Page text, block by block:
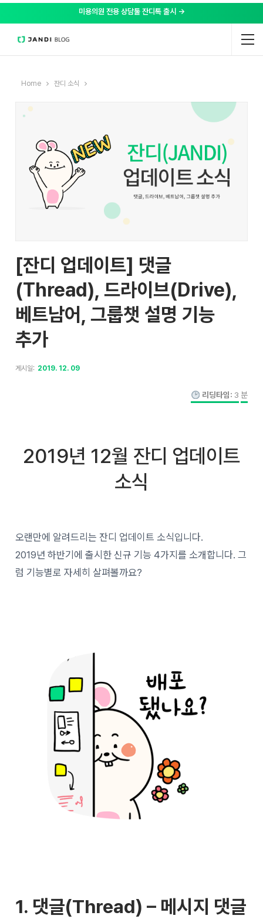
미용의원 전용 상담툴 잔디톡 출시 →
Home 잔디 소식
[잔디 업데이트] 댓글
(Thread), 드라이브(Drive),
베트남어, 그룹챗 설명 기능
추가
게시일: 2019. 12. 09
리딩타임: 3 분
2019년 12월 잔디 업데이트
소식
오랜만에 알려드리는 잔디 업데이트 소식입니다.
2019년 하반기에 출시한 신규 기능 4가지를 소개합니다. 그
럼 기능별로 자세히 살펴볼까요?
1. 댓글(Thread) – 메시지 댓글